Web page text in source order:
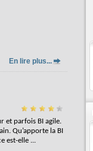
En lire plus...
et parfois BI agile.
Qu’apporte la BI
est-elle ...